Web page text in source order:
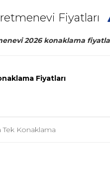
Fiyatları
2026 konaklama
Fiyatları
Tek Konaklama